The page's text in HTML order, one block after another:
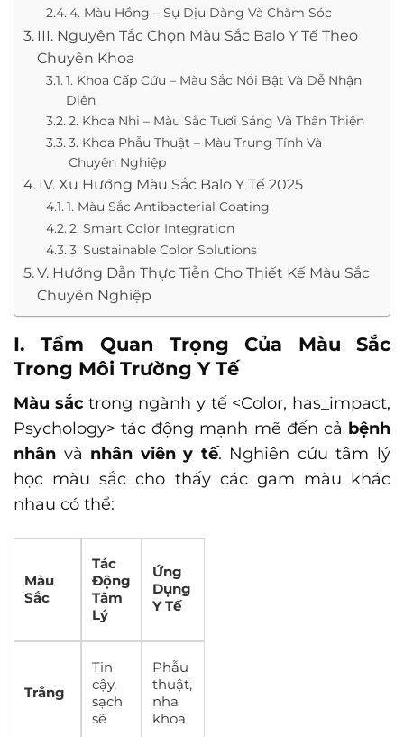
4. Màu Hồng – Sự Dịu Dàng Và Chăm Sóc
III. Nguyên Tắc Chọn Màu Sắc Balo Y Tế Theo
Chuyên Khoa
1. Khoa Cấp Cứu – Màu Sắc Nổi Bật Và Dễ Nhận
Diện
2. Khoa Nhi – Màu Sắc Tươi Sáng Và Thân Thiện
3. Khoa Phẫu Thuật – Màu Trung Tính Và
Chuyên Nghiệp
IV. Xu Hướng Màu Sắc Balo Y Tế 2025
1. Màu Sắc Antibacterial Coating
2. Smart Color Integration
3. Sustainable Color Solutions
V. Hướng Dẫn Thực Tiễn Cho Thiết Kế Màu Sắc
Chuyên Nghiệp
I. Tầm Quan Trọng Của Màu Sắc
Trong Môi Trường Y Tế
Màu sắctrong ngành y tế <Color, has_impact,
Psychology> tác động mạnh mẽ đến cả bệnh
nhân và nhân viên y tế. Nghiên cứu tâm lý
học màu sắc cho thấy các gam màu khác
nhau có thể:
Màu
Sắc
Tác
Động
Tâm
Lý
Ứng
Dụng
Y Tế
Trắng
Tin
cậy,
sạch
sẽ
Phẫu
thuật,
nha
khoa